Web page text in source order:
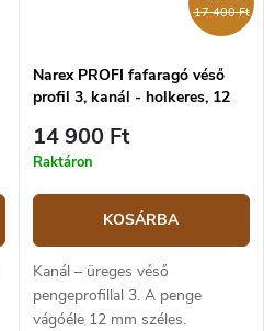
17 400 Ft
Narex PROFI fafaragó véső
profil 3, kanál - holkeres, 12
14 900 Ft
Raktáron
KOSÁRBA
Kanál – üreges véső
pengeprofillal 3. A penge
vágóéle 12 mm széles.